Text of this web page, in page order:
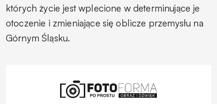
których życie jest wplecione w determinujące je
otoczenie i zmieniające się oblicze przemysłu na
Górnym Śląsku.